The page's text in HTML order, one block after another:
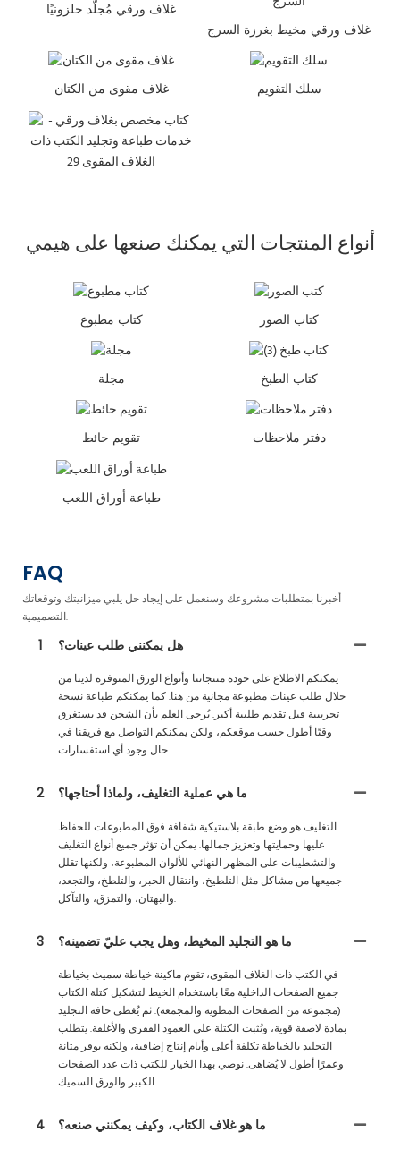
غلاف ورقي مُجلّد حلزونيًا
غلاف ورقي مخيط بغرزة السرج
غلاف مقوى من الكتان سلك التقويم
أنواع المنتجات التي يمكنك صنعها على هيمي
كتاب مطبوع كتاب الصور
مجلة كتاب الطبخ
تقويم حائط دفتر ملاحظات
طباعة أوراق اللعب
FAQ
أخبرنا بمتطلبات مشروعك وسنعمل على إيجاد حل يلبي ميزانيتك وتوقعاتك
التصميمية.
1
هل يمكنني طلب عينات؟
يمكنكم الاطلاع على جودة منتجاتنا وأنواع الورق المتوفرة لدينا من
خلال طلب عينات مطبوعة مجانية من هنا. كما يمكنكم طباعة نسخة
تجريبية قبل تقديم طلبية أكبر. يُرجى العلم بأن الشحن قد يستغرق
وقتًا أطول حسب موقعكم، ولكن يمكنكم التواصل مع فريقنا في
حال وجود أي استفسارات.
2
ما هي عملية التغليف، ولماذا أحتاجها؟
التغليف هو وضع طبقة بلاستيكية شفافة فوق المطبوعات للحفاظ
عليها وحمايتها وتعزيز جمالها. يمكن أن تؤثر جميع أنواع التغليف
والتشطيبات على المظهر النهائي للألوان المطبوعة، ولكنها تقلل
جميعها من مشاكل مثل التلطيخ، وانتقال الحبر، والتلطخ، والتجعد،
والبهتان، والتمزق، والتآكل.
3
ما هو التجليد المخيط، وهل يجب عليّ تضمينه؟
في الكتب ذات الغلاف المقوى، تقوم ماكينة خياطة سميث بخياطة
جميع الصفحات الداخلية معًا باستخدام الخيط لتشكيل كتلة الكتاب
(مجموعة من الصفحات المطوية والمجمعة). ثم يُغطى حافة التجليد
بمادة لاصقة قوية، وتُثبت الكتلة على العمود الفقري والأغلفة. يتطلب
التجليد بالخياطة تكلفة أعلى وأيام إنتاج إضافية، ولكنه يوفر متانة
وعمرًا أطول لا يُضاهى. نوصي بهذا الخيار للكتب ذات عدد الصفحات
الكبير والورق السميك.
4
ما هو غلاف الكتاب، وكيف يمكنني صنعه؟